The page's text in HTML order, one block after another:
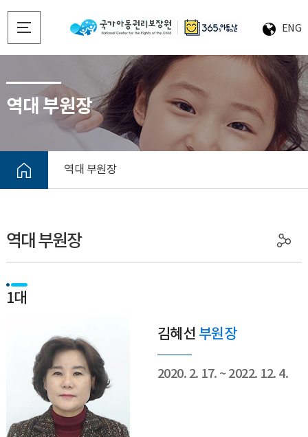
ENG
역대 부원장
역대 부원장
역대 부원장
1대
김혜선 부원장
2020. 2. 17. ~ 2022. 12. 4.